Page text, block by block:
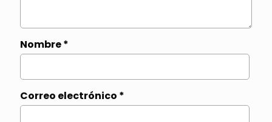
Nombre*
Correo electrónico *